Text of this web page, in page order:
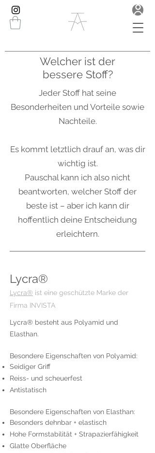
Welcher ist der
bessere Stoff?
Jeder Stoff hat seine
Besonderheiten und Vorteile sowie
Nachteile.
Es kommt letztlich drauf an, was dir
wichtig ist.
Pauschal kann ich also nicht
beantworten, welcher Stoff der
beste ist – aber ich kann dir
hoffentlich deine Entscheidung
erleichtern.
Lycra®
Lycra® ist eine geschützte Marke der
Firma INVISTA
Lycra® besteht aus Polyamid und
Elasthan.
Besondere Eigenschaften von Polyamid:
Seidiger Griff
Reiss- und scheuerfest
Antistatisch
Besondere Eigenschaften von Elasthan:
Besonders dehnbar + elastisch
Hohe Formstabilität + Strapazierfähigkeit
Glatte Oberfläche